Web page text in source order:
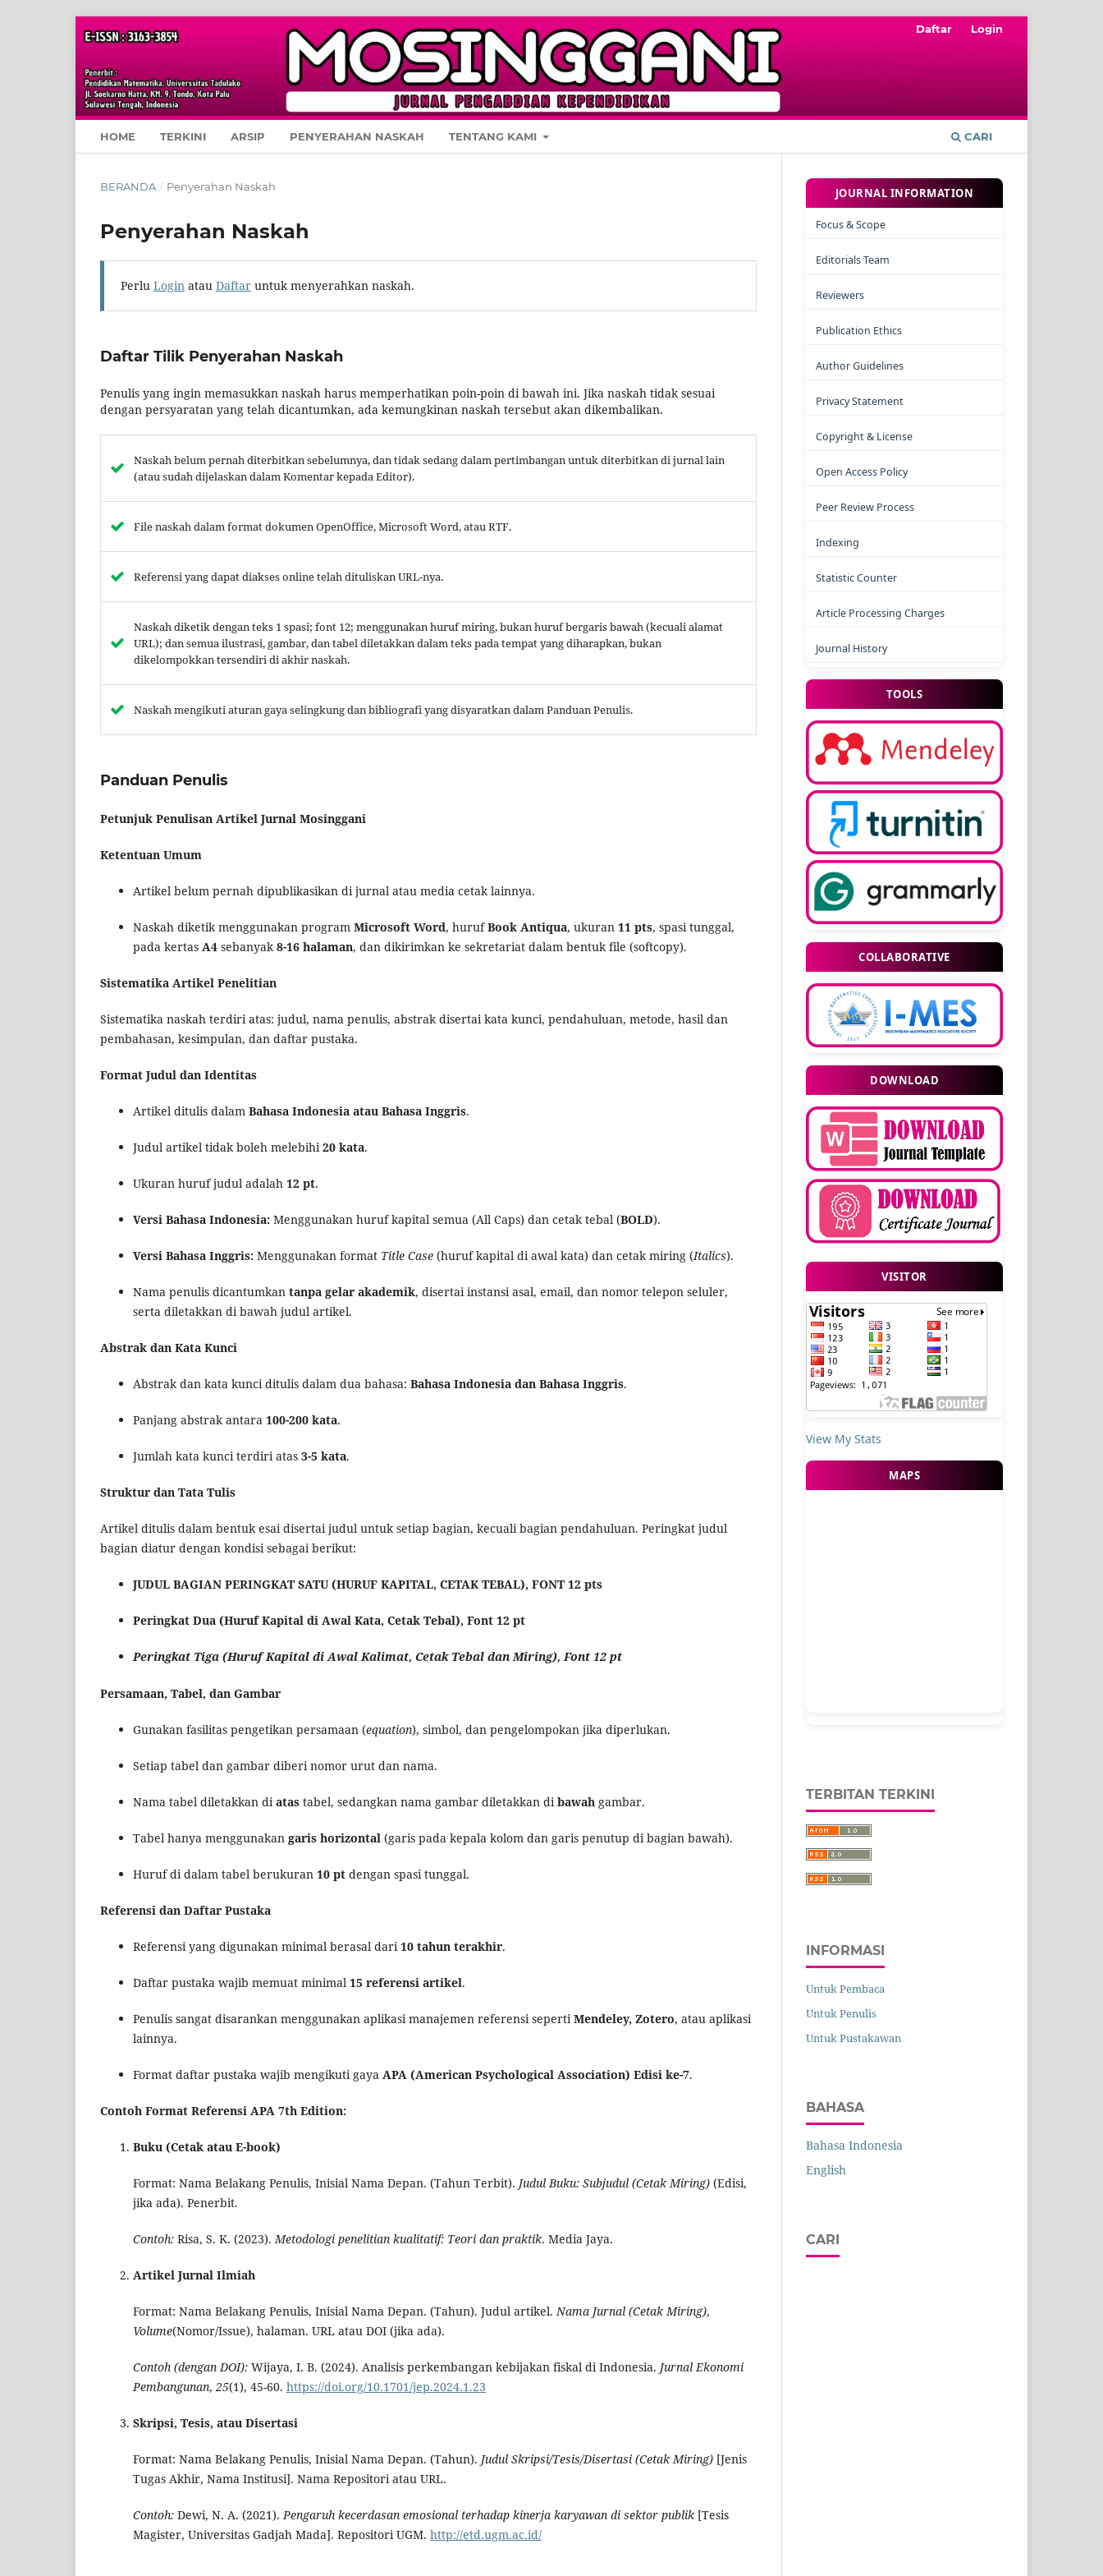
HOME TERKINI ARSIP PENYERAHAN NASKAH TENTANG KAMI CARI
Daftar Login
BERANDA / Penyerahan Naskah
Penyerahan Naskah
Perlu Login atau Daftar untuk menyerahkan naskah.
Daftar Tilik Penyerahan Naskah
Penulis yang ingin memasukkan naskah harus memperhatikan poin-poin di bawah ini. Jika naskah tidak sesuai
dengan persyaratan yang telah dicantumkan, ada kemungkinan naskah tersebut akan dikembalikan.
Naskah belum pernah diterbitkan sebelumnya, dan tidak sedang dalam pertimbangan untuk diterbitkan di jurnal lain
(atau sudah dijelaskan dalam Komentar kepada Editor).
File naskah dalam format dokumen OpenOffice, Microsoft Word, atau RTF.
Referensi yang dapat diakses online telah dituliskan URL-nya.
Naskah diketik dengan teks 1 spasi; font 12; menggunakan huruf miring, bukan huruf bergaris bawah (kecuali alamat
URL); dan semua ilustrasi, gambar, dan tabel diletakkan dalam teks pada tempat yang diharapkan, bukan
dikelompokkan tersendiri di akhir naskah.
Naskah mengikuti aturan gaya selingkung dan bibliografi yang disyaratkan dalam Panduan Penulis.
Panduan Penulis
Petunjuk Penulisan Artikel Jurnal Mosinggani
Ketentuan Umum
Artikel belum pernah dipublikasikan di jurnal atau media cetak lainnya.
Naskah diketik menggunakan program Microsoft Word, hurufBook Antiqua, ukuran 11 pts, spasi tunggal,
pada kertas A4 sebanyak8-16 halaman, dan dikirimkan ke sekretariat dalam bentuk file (softcopy).
Sistematika Artikel Penelitian
Sistematika naskah terdiri atas: judul, nama penulis, abstrak disertai kata kunci, pendahuluan, metode, hasil dan
pembahasan, kesimpulan, dan daftar pustaka.
Format Judul dan Identitas
Artikel ditulis dalam Bahasa Indonesia atau Bahasa Inggris.
Judul artikel tidak boleh melebihi20 kata.
Ukuran huruf judul adalah 12 pt.
Versi Bahasa Indonesia: Menggunakan huruf kapital semua (All Caps) dan cetak tebal (BOLD).
Versi Bahasa Inggris: Menggunakan format Title Case (huruf kapital di awal kata) dan cetak miring (Italics).
Nama penulis dicantumkan tanpa gelar akademik, disertai instansi asal, email, dan nomor telepon seluler,
serta diletakkan di bawah judul artikel.
Abstrak dan Kata Kunci
Abstrak dan kata kunci ditulis dalam dua bahasa: Bahasa Indonesia dan Bahasa Inggris.
Panjang abstrak antara 100-200 kata.
Jumlah kata kunci terdiri atas 3-5 kata.
Struktur dan Tata Tulis
Artikel ditulis dalam bentuk esai disertai judul untuk setiap bagian, kecuali bagian pendahuluan. Peringkat judul
bagian diatur dengan kondisi sebagai berikut:
JUDUL BAGIAN PERINGKAT SATU (HURUF KAPITAL, CETAK TEBAL), FONT 12 pts
Peringkat Dua (Huruf Kapital di Awal Kata, Cetak Tebal), Font 12 pt
Peringkat Tiga (Huruf Kapital di Awal Kalimat, Cetak Tebal dan Miring), Font 12 pt
Persamaan, Tabel, dan Gambar
Gunakan fasilitas pengetikan persamaan (equation), simbol, dan pengelompokan jika diperlukan.
Setiap tabel dan gambar diberi nomor urut dan nama.
Nama tabel diletakkan di atas tabel, sedangkan nama gambar diletakkan di bawah gambar.
Tabel hanya menggunakan garis horizontal (garis pada kepala kolom dan garis penutup di bagian bawah).
Huruf di dalam tabel berukuran 10 pt dengan spasi tunggal.
Referensi dan Daftar Pustaka
Referensi yang digunakan minimal berasal dari 10 tahun terakhir.
Daftar pustaka wajib memuat minimal 15 referensi artikel.
Penulis sangat disarankan menggunakan aplikasi manajemen referensi seperti Mendeley, Zotero, atau aplikasi
lainnya.
Format daftar pustaka wajib mengikuti gaya APA (American Psychological Association) Edisi ke-7.
Contoh Format Referensi APA 7th Edition:
Buku (Cetak atau E-book)
Format: Nama Belakang Penulis, Inisial Nama Depan. (Tahun Terbit). Judul Buku: Subjudul (Cetak Miring) (Edisi,
jika ada). Penerbit.
Contoh: Risa, S. K. (2023). Metodologi penelitian kualitatif: Teori dan praktik. Media Jaya.
Artikel Jurnal Ilmiah
Format: Nama Belakang Penulis, Inisial Nama Depan. (Tahun). Judul artikel. Nama Jurnal (Cetak Miring),
Volume(Nomor/Issue), halaman. URL atau DOI (jika ada).
Contoh (dengan DOI): Wijaya, I. B. (2024). Analisis perkembangan kebijakan fiskal di Indonesia. Jurnal Ekonomi
Pembangunan, 25(1), 45-60. https://doi.org/10.1701/jep.2024.1.23
Skripsi, Tesis, atau Disertasi
Format: Nama Belakang Penulis, Inisial Nama Depan. (Tahun). Judul Skripsi/Tesis/Disertasi (Cetak Miring) [Jenis
Tugas Akhir, Nama Institusi]. Nama Repositori atau URL.
Contoh: Dewi, N. A. (2021).Pengaruh kecerdasan emosional terhadap kinerja karyawan di sektor publik[Tesis
Magister, Universitas Gadjah Mada]. Repositori UGM. http://etd.ugm.ac.id/
JOURNAL INFORMATION
Focus & Scope
Editorials Team
Reviewers
Publication Ethics
Author Guidelines
Privacy Statement
Copyright & License
Open Access Policy
Peer Review Process
Indexing
Statistic Counter
Article Processing Charges
Journal History
TOOLS
COLLABORATIVE
DOWNLOAD
VISITOR
View My Stats
MAPS
TERBITAN TERKINI
INFORMASI
Untuk Pembaca
Untuk Penulis
Untuk Pustakawan
BAHASA
Bahasa Indonesia
English
CARI